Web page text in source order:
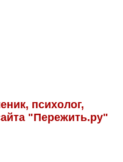
психолог,
"Пережить.ру"